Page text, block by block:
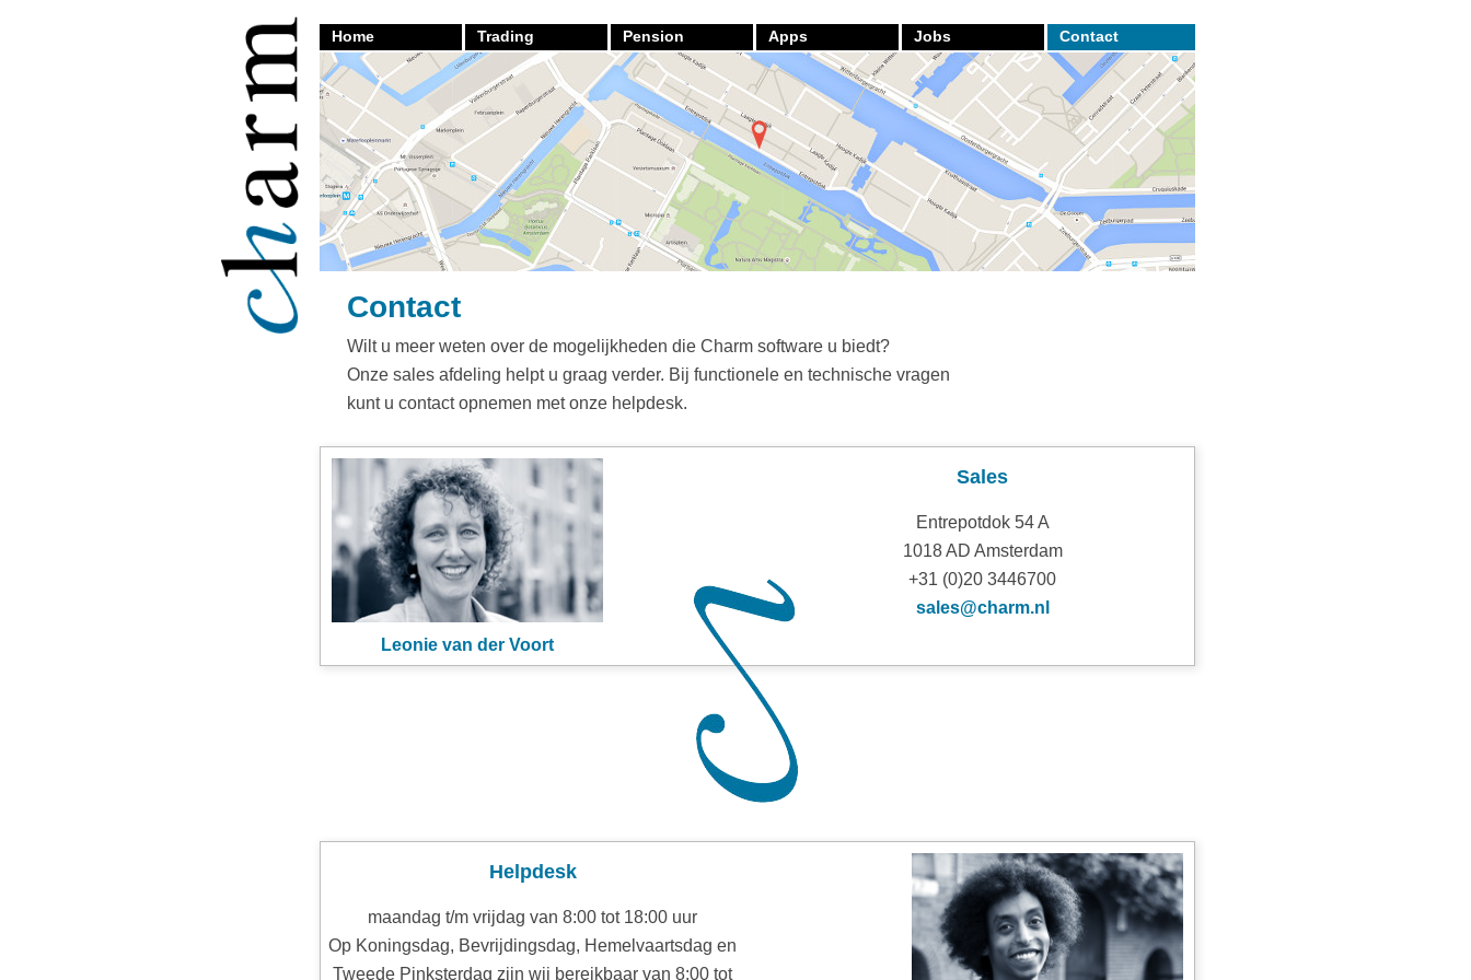
Home Trading Pension Apps Jobs
Contact
back
Contact
Wilt u meer weten over de mogelijkheden die Charm software u biedt?
Onze sales afdeling helpt u graag verder. Bij functionele en technische vragen
kunt u contact opnemen met onze helpdesk.
Leonie van der Voort
Sales
Entrepotdok 54 A
1018 AD Amsterdam
+31 (0)20 3446700
sales@charm.nl
Helpdesk
maandag t/m vrijdag van 8:00 tot 18:00 uur
Op Koningsdag, Bevrijdingsdag, Hemelvaartsdag en
Tweede Pinksterdag zijn wij bereikbaar van 8:00 tot